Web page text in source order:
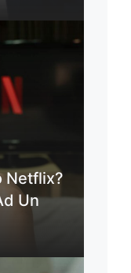
Netflix?
Un